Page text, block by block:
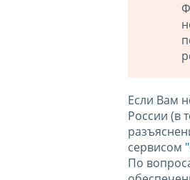
Если Вам
России (в
сервисом
По